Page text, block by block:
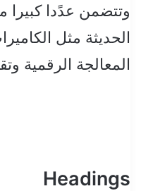
وتتضمن عدًدا كبيرا
الحديثة مثل
المعالجة الرقمية
Headings